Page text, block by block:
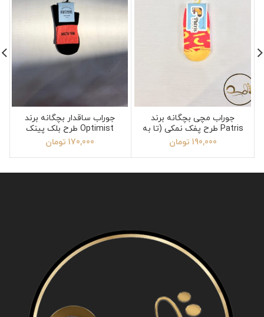
جوراب مچی بچگانه برند
Patris طرح پفک نمکی (تا به
تا) مناسب 1 تا 3 سال
190,000 تومان
جوراب ساقدار بچگانه برند
Optimist طرح بلک پینک
سایز 5
170,000 تومان